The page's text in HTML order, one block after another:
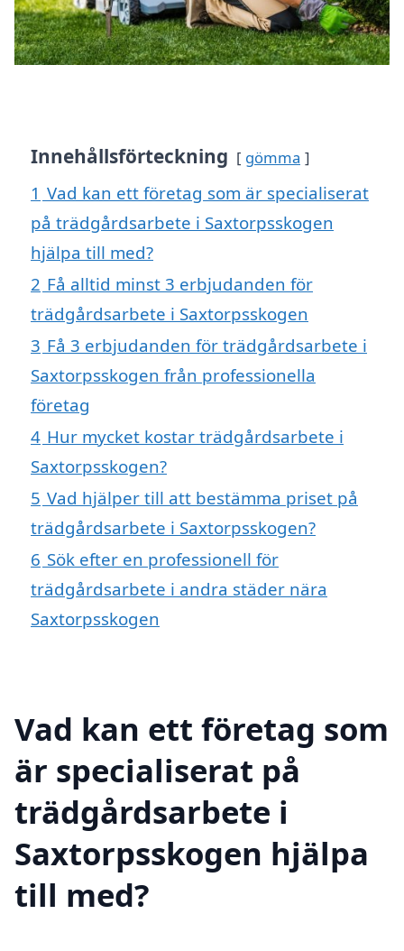
Innehållsförteckning gömma
1 Vad kan ett företag som är specialiserat
på trädgårdsarbete i Saxtorpsskogen
hjälpa till med?
2 Få alltid minst 3 erbjudanden för
trädgårdsarbete i Saxtorpsskogen
3 Få 3 erbjudanden för trädgårdsarbete i
Saxtorpsskogen från professionella
företag
4 Hur mycket kostar trädgårdsarbete i
Saxtorpsskogen?
5 Vad hjälper till att bestämma priset på
trädgårdsarbete i Saxtorpsskogen?
6 Sök efter en professionell för
trädgårdsarbete i andra städer nära
Saxtorpsskogen
Vad kan ett företag som
är specialiserat på
trädgårdsarbete i
Saxtorpsskogen hjälpa
till med?